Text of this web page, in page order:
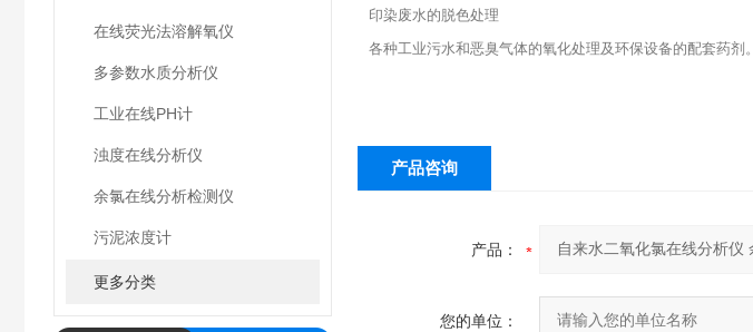
在线荧光法溶解氧仪
多参数水质分析仪
工业在线PH计
浊度在线分析仪
余氯在线分析检测仪
污泥浓度计
更多分类
印染废水的脱色处理
各种工业污水和恶臭气体的氧化处理及环保设备的配套药剂。
产品咨询
产品：
您的单位：